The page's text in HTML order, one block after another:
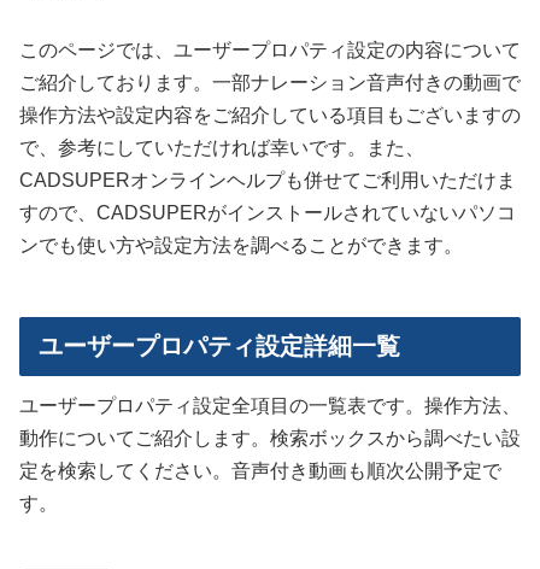
このページでは、ユーザープロパティ設定の内容について
ご紹介しております。一部ナレーション音声付きの動画で
操作方法や設定内容をご紹介している項目もございますの
で、参考にしていただければ幸いです。また、
CADSUPERオンラインヘルプも併せてご利用いただけま
すので、CADSUPERがインストールされていないパソコ
ンでも使い方や設定方法を調べることができます。
ユーザープロパティ設定詳細一覧
ユーザープロパティ設定全項目の一覧表です。操作方法、
動作についてご紹介します。検索ボックスから調べたい設
定を検索してください。音声付き動画も順次公開予定で
す。